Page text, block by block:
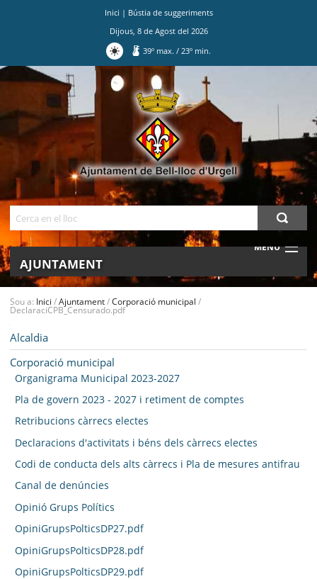
Inici | Bústia de suggeriments
Dijous, 8de Agostdel 2026
39º max./ 23º min.
MENU
AJUNTAMENT
BELL-LLOC SOLUCIONA
Sou a: Inici /Ajuntament/Corporació municipal /
DeclaraciCPB_Censurado.pdf
Alcaldia
Corporació municipal
Organigrama Municipal 2023-2027
Pla de govern 2023 - 2027 i retiment de comptes
Retribucions càrrecs electes
Declaracions d'activitats i béns dels càrrecs electes
Codi de conducta dels alts càrrecs i Pla de mesures antifrau
Canal de denúncies
Opinió Grups Polítics
OpiniGrupsPolticsDP27.pdf
OpiniGrupsPolticsDP28.pdf
OpiniGrupsPolticsDP29.pdf